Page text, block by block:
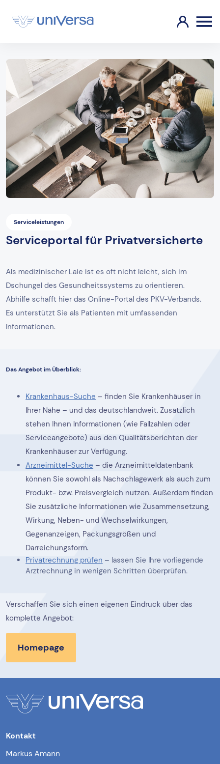
Serviceleistungen
Serviceportal für Privatversicherte
Als medizinischer Laie ist es oft nicht leicht, sich im
Dschungel des Gesundheitssystems zu orientieren.
Abhilfe schafft hier das Online-Portal des PKV-Verbands.
Es unterstützt Sie als Patienten mit umfassenden
Informationen.
Das Angebot im Überblick:
Krankenhaus-Suche – finden Sie Krankenhäuser in
Ihrer Nähe – und das deutschlandweit. Zusätzlich
stehen Ihnen Informationen (wie Fallzahlen oder
Serviceangebote) aus den Qualitätsberichten der
Krankenhäuser zur Verfügung.
Arzneimittel-Suche – die Arzneimitteldatenbank
können Sie sowohl als Nachschlagewerk als auch zum
Produkt- bzw. Preisvergleich nutzen. Außerdem finden
Sie zusätzliche Informationen wie Zusammensetzung,
Wirkung, Neben- und Wechselwirkungen,
Gegenanzeigen, Packungsgrößen und
Darreichungsform.
Privatrechnung prüfen – lassen Sie Ihre vorliegende
Arztrechnung in wenigen Schritten überprüfen.
Verschaffen Sie sich einen eigenen Eindruck über das
komplette Angebot:
Homepage
Kontakt
Markus Amann